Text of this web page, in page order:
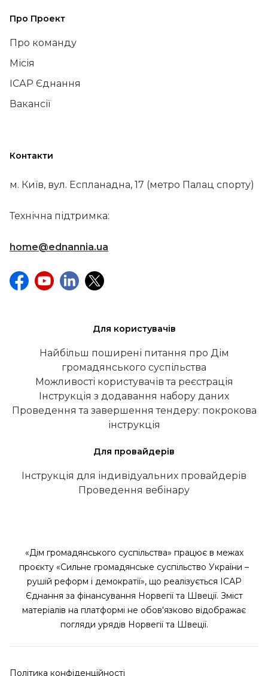
Про Проект
Про команду
Місія
ІСАР Єднання
Вакансії
Контакти
м. Київ, вул. Еспланадна, 17 (метро Палац спорту)
Технічна підтримка:
home@ednannia.ua
Для користувачів
Найбільш поширені питання про Дім
громадянського суспільства
Можливості користувачів та реєстрація
Інструкція з додавання набору даних
Проведення та завершення тендеру: покрокова
інструкція
Для провайдерів
Інструкція для індивідуальних провайдерів
Проведення вебінару
«Дім громадянського суспільства» працює в межах
проєкту «Сильне громадянське суспільство України –
рушій реформ і демократії», що реалізується ІСАР
Єднання за фінансування Норвегії та Швеції. Зміст
матеріалів на платформі не обов'язково відображає
погляди урядів Норвегії та Швеції.
Політика конфіденційності